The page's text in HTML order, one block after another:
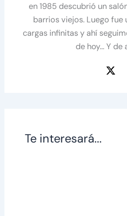
en 1985 descubrió un
barrios viejos. Luego fue
cargas infinitas y ahí
de hoy... Y de
Te interesará...